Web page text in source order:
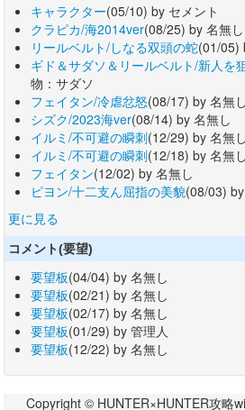
キャラクター(05/10) by セメント
クラピカ/海2014ver(08/25) by 名無し
リールベルト/しなる双頭の蛇(01/05)
ギド＆サダソ＆リールベルト/新人を
物：サダソ
フェイタン/冷虐忿怒(08/17) by 名無し
シズク/2023海ver(08/14) by 名無し
イルミ/不可避の瞬刺(12/29) by 名無し
イルミ/不可避の瞬刺(12/18) by 名無し
フェイタン(12/02) by 名無し
ピヨン/十二支ん屈指の美貌(08/03)
更に見る
コメント(要望)
要望板(04/04) by 名無し
要望板(02/21) by 名無し
要望板(02/17) by 名無し
要望板(01/29) by 管理人
要望板(12/22) by 名無し
Copyright © HUNTER×HUNTER攻略